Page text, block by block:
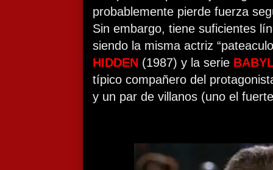
probablemente pierde fuerza
Sin embargo, tiene suficientes
siendo la misma actriz
HIDDEN (1987) y la serie
típico compañero del
y un par de villanos (uno el